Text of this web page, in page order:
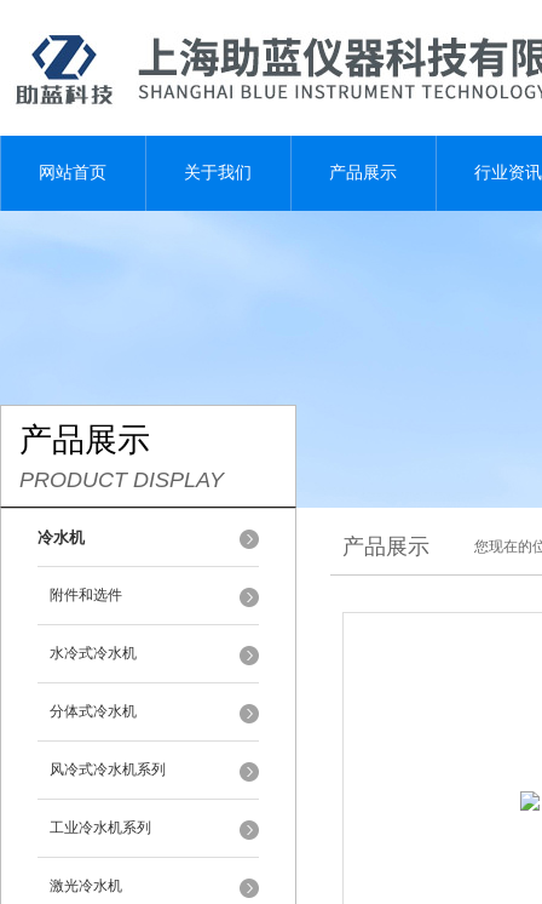
网站首页 关于我们 产品展示 行业资讯
产品展示
PRODUCT DISPLAY
冷水机
附件和选件
水冷式冷水机
分体式冷水机
风冷式冷水机系列
工业冷水机系列
激光冷水机
产品展示 您现在的